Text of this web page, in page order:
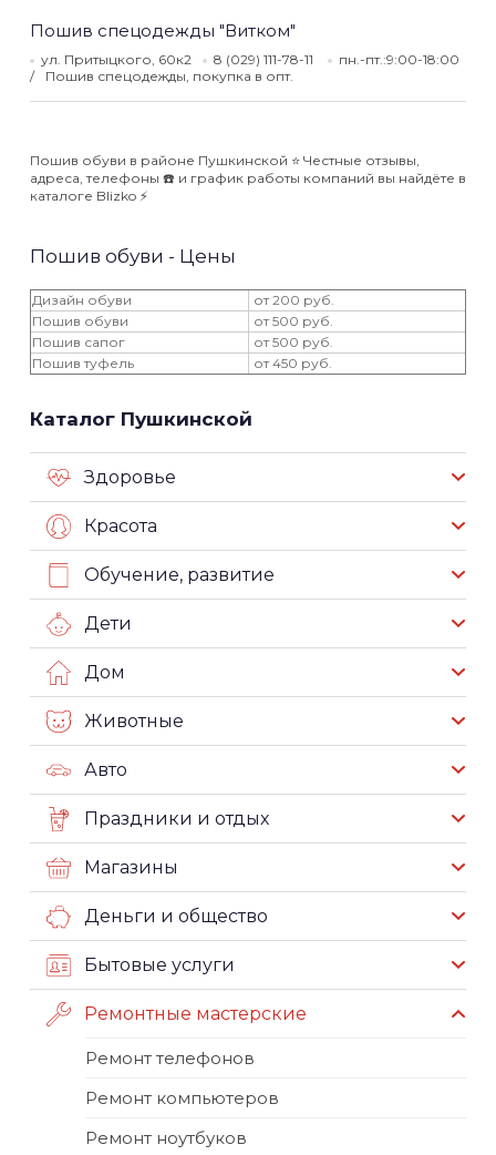
Пошив спецодежды "Витком"
ул. Притыцкого, 60к2 8 (029) 111-78-11
пн.-пт.:9:00-18:00
Пошив спецодежды, покупка в опт.
Пошив обуви в районе Пушкинской ⭐️ Честные отзывы,
адреса, телефоны ☎️ и график работы компаний вы найдёте в
каталоге Blizko ⚡️
Пошив обуви - Цены
Дизайн обуви
от 200 руб.
Пошив обуви
от 500 руб.
Пошив сапог
от 500 руб.
Пошив туфель
от 450 руб.
Каталог Пушкинской
Здоровье
Красота
Обучение, развитие
Дети
Дом
Животные
Авто
Праздники и отдых
Магазины
Деньги и общество
Бытовые услуги
Ремонтные мастерские
Ремонт телефонов
Ремонт компьютеров
Ремонт ноутбуков